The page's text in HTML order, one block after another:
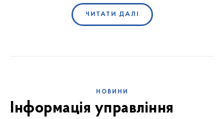
ЧИТАТИ ДАЛІ
НОВИНИ
Інформація управління